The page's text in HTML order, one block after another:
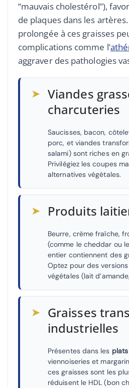
“mauvais cholestérol”),
de plaques dans les
prolongée à ces graisses
complications comme l’
aggraver des pathologies
➤ Viandes
charcuteries
Saucisses, bacon,
porc, et viandes
salami) sont riches en
Privilégiez les coupes
alternatives végétales.
➤ Produits
Beurre, crème fraîche,
(comme le cheddar ou
entier contiennent des
Optez pour des
végétales (lait
➤ Graisses trans
industrielles
Présentes dans les
viennoiseries et
ces graisses sont les
réduisent le HDL (bon